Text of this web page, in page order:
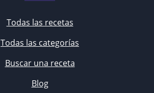
Todas las recetas
Todas las categorías
Buscar una receta
Blog